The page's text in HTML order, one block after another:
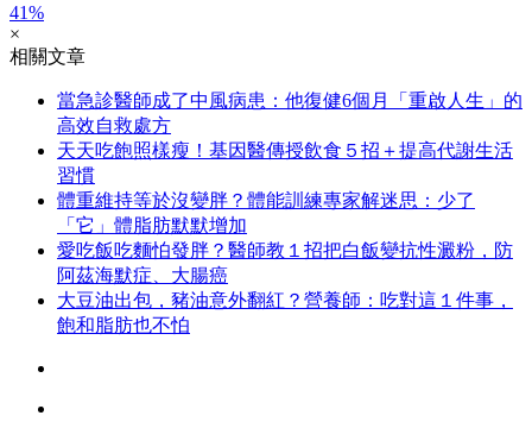
41%
×
相關文章
當急診醫師成了中風病患：他復健6個月「重啟人生」的
高效自救處方
天天吃飽照樣瘦！基因醫傳授飲食５招＋提高代謝生活
習慣
體重維持等於沒變胖？體能訓練專家解迷思：少了
「它」體脂肪默默增加
愛吃飯吃麵怕發胖？醫師教１招把白飯變抗性澱粉，防
阿茲海默症、大腸癌
大豆油出包，豬油意外翻紅？營養師：吃對這１件事，
飽和脂肪也不怕